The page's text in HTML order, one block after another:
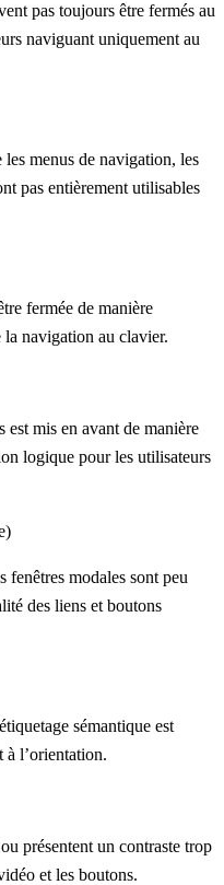
pas toujours être fermés au
naviguant uniquement au
menus de navigation, les
pas entièrement utilisables
fermée de manière
la navigation au clavier.
est mis en avant de manière
logique pour les utilisateurs
fenêtres modales sont peu
des liens et boutons
sémantique est
à l’orientation.
présentent un contraste trop
et les boutons.